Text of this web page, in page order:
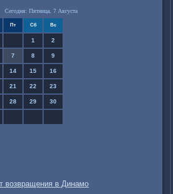
Сегодня: Пятница, 7 Августа
Пт Сб Вс
1 2
7 8 9
14 15 16
21 22 23
28 29 30
возвращения в Динамо